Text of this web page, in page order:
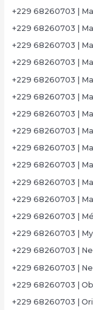
+229 68260703 |
+229 68260703 |
+229 68260703 |
+229 68260703 |
+229 68260703 |
+229 68260703 |
+229 68260703 |
+229 68260703 |
+229 68260703 |
+229 68260703 |
+229 68260703 |
+229 68260703 |
+229 68260703 |
+229 68260703 |
+229 68260703 |
+229 68260703 |
+229 68260703 |
+229 68260703 |